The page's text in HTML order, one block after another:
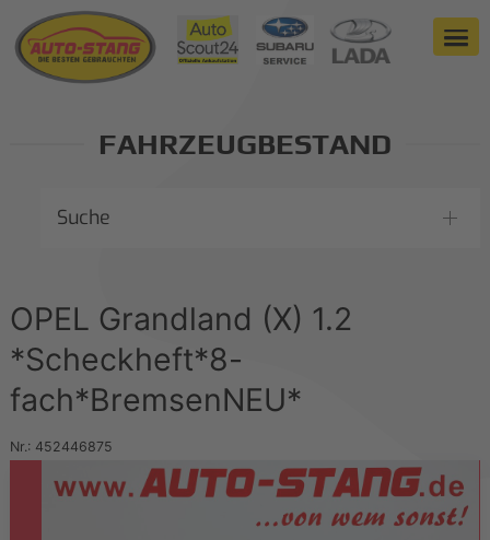
FAHRZEUGBESTAND
Suche
OPEL Grandland (X) 1.2
*Scheckheft*8-
fach*BremsenNEU*
Nr.: 452446875